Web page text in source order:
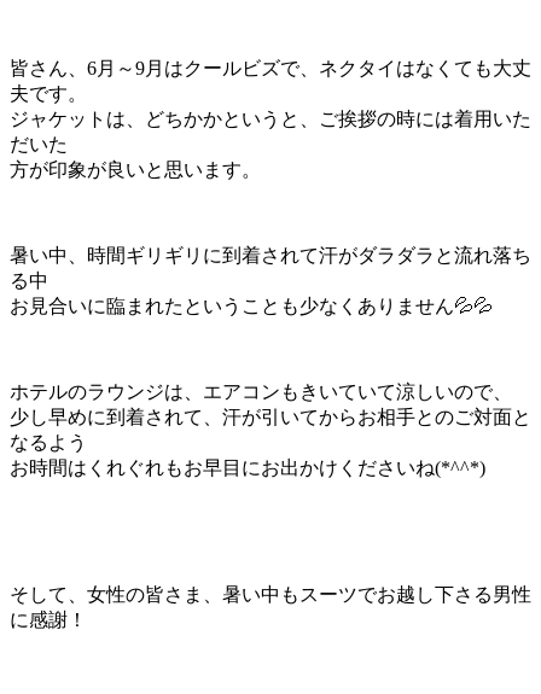
皆さん、6月～9月はクールビズで、ネクタイはなくても大丈
夫です。
ジャケットは、どちかかというと、ご挨拶の時には着用いた
だいた
方が印象が良いと思います。
暑い中、時間ギリギリに到着されて汗がダラダラと流れ落ち
る中
お見合いに臨まれたということも少なくありません💦💦
ホテルのラウンジは、エアコンもきいていて涼しいので、
少し早めに到着されて、汗が引いてからお相手とのご対面と
なるよう
お時間はくれぐれもお早目にお出かけくださいね(*^^*)
そして、女性の皆さま、暑い中もスーツでお越し下さる男性
に感謝！